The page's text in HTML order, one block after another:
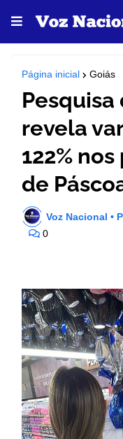
Página inicial Goiás
Pesquisa
revela
122%
de
Voz Nacional •
0